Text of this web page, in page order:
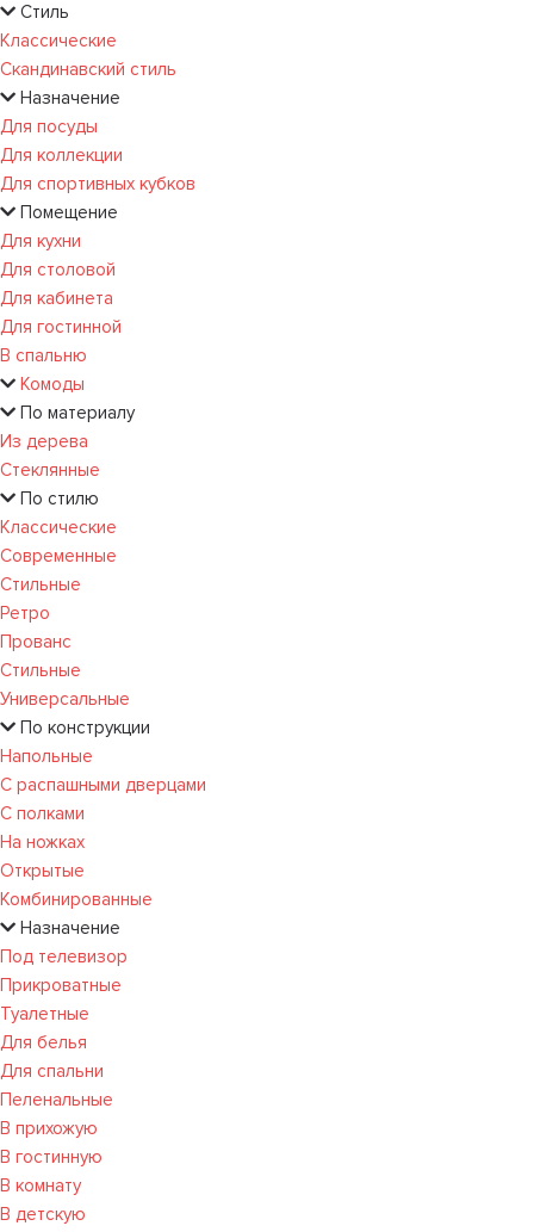
Стиль
Классические
Скандинавский стиль
Назначение
Для посуды
Для коллекции
Для спортивных кубков
Помещение
Для кухни
Для столовой
Для кабинета
Для гостинной
В спальню
Комоды
По материалу
Из дерева
Стеклянные
По стилю
Классические
Современные
Стильные
Ретро
Прованс
Стильные
Универсальные
По конструкции
Напольные
С распашными дверцами
С полками
На ножках
Открытые
Комбинированные
Назначение
Под телевизор
Прикроватные
Туалетные
Для белья
Для спальни
Пеленальные
В прихожую
В гостинную
В комнату
В детскую